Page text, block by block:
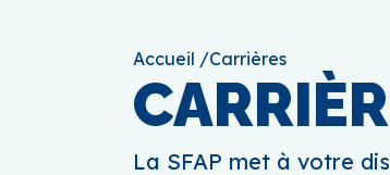
Accueil /Carrières
La SFAP met à votre